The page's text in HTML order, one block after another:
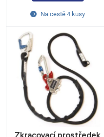
Na cestě 4 kusy
Zkracovací prostředek